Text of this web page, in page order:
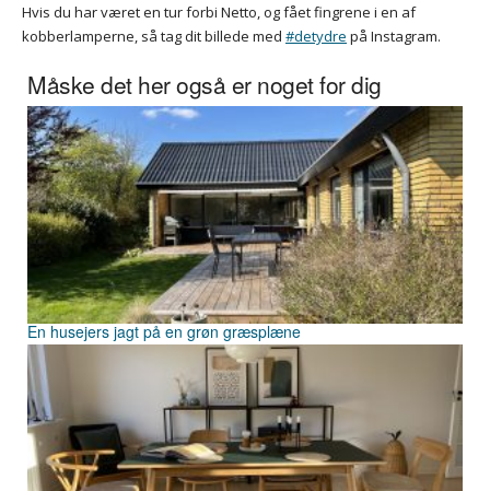
Hvis du har været en tur forbi Netto, og fået fingrene i en af
kobberlamperne, så tag dit billede med #detydre på Instagram.
Måske det her også er noget for dig
En husejers jagt på en grøn græsplæne